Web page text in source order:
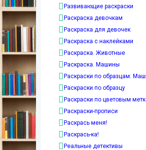
Развивающие раскраски
Раскраска девочкам
Раскраска для девочек
Раскраска с наклейками
Раскраска. Животные
Раскраска. Машины
Раскраски по образцам.
Раскраски по образцу
Раскраски по цветовым
Раскраски-прописи
Раскрась меня!
Раскрась-ка!
Реальные детективы